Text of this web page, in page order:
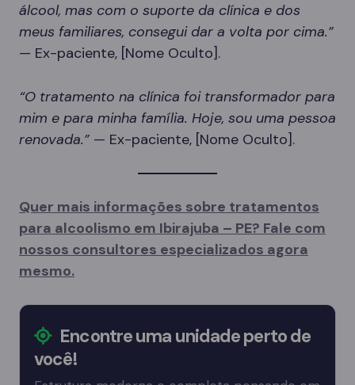
álcool, mas com o suporte da clínica e dos
meus familiares, consegui dar a volta por cima.”
— Ex-paciente, [Nome Oculto].
“O tratamento na clínica foi transformador para
mim e para minha família. Hoje, sou uma pessoa
renovada.” — Ex-paciente, [Nome Oculto].
Quer mais informações sobre tratamentos
para alcoolismo em Ibirajuba – PE? Fale com
nossos consultores especializados agora
mesmo.
Encontre uma unidade perto de
você!